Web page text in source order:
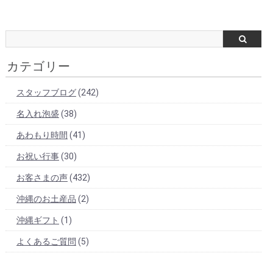
カテゴリー
スタッフブログ(242)
名入れ泡盛 (38)
あわもり時間 (41)
お祝い行事(30)
お客さまの声(432)
沖縄のお土産品 (2)
沖縄ギフト (1)
よくあるご質問 (5)